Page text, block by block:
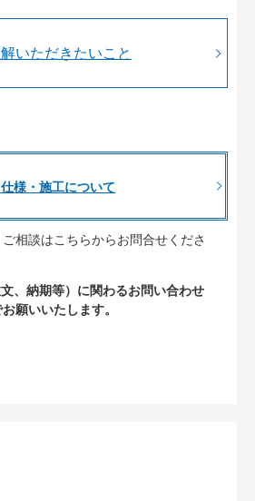
いただきたいこと
様・施工について
相談はこちらからお問合せくださ
、納期等）に関わるお問い合わせ
お願いいたします。